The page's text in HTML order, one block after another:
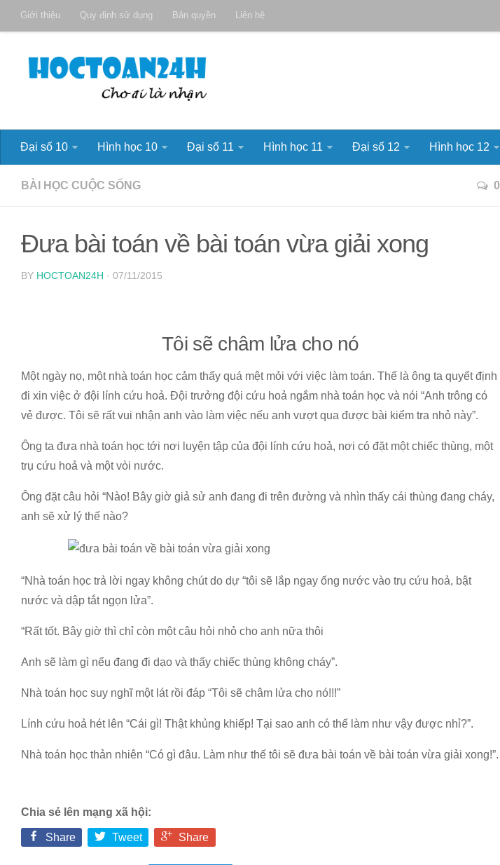
Giới thiệu Quy định sử dụng Bản quyền Liên hệ
Đại số 10 Hình học 10 Đại số 11 Hình học 11 Đại số 12 Hình học 12
BÀI HỌC CUỘC SỐNG 0
Đưa bài toán về bài toán vừa giải xong
BY HOCTOAN24H · 07/11/2015
Tôi sẽ châm lửa cho nó
Một ngày nọ, một nhà toán học cảm thấy quá mệt mỏi với việc làm toán. Thế là ông ta quyết định
đi xin việc ở đội lính cứu hoả. Đội trưởng đội cứu hoả ngắm nhà toán học và nói “Anh trông có
vẻ được. Tôi sẽ rất vui nhận anh vào làm việc nếu anh vượt qua được bài kiểm tra nhỏ này”.
Ông ta đưa nhà toán học tới nơi luyện tập của đội lính cứu hoả, nơi có đặt một chiếc thùng, một
trụ cứu hoả và một vòi nước.
Ông đặt câu hỏi “Nào! Bây giờ giả sử anh đang đi trên đường và nhìn thấy cái thùng đang cháy,
anh sẽ xử lý thế nào?
“Nhà toán học trả lời ngay không chút do dự “tôi sẽ lắp ngay ống nước vào trụ cứu hoả, bật
nước và dập tắt ngọn lửa”.
“Rất tốt. Bây giờ thì chỉ còn một câu hỏi nhỏ cho anh nữa thôi
Anh sẽ làm gì nếu đang đi dạo và thấy chiếc thùng không cháy”.
Nhà toán học suy nghĩ một lát rồi đáp “Tôi sẽ châm lửa cho nó!!!”
Lính cứu hoả hét lên “Cái gì! Thật khủng khiếp! Tại sao anh có thể làm như vậy được nhỉ?”.
Nhà toán học thản nhiên “Có gì đâu. Làm như thế tôi sẽ đưa bài toán về bài toán vừa giải xong!”.
Chia sẻ lên mạng xã hội:
Share Tweet Share